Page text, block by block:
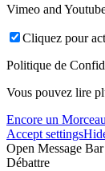
Vimeo and
Cliquez pour
Politique de
Vous pouvez lire
Encore un
Accept settings
Open Message Bar
Débattre